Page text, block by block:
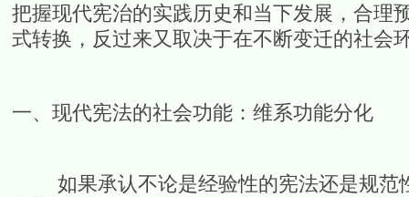
把握现代宪治的实践历史和当下发展，合理
式转换，反过来又取决于在不断变迁的社会
一、现代宪法的社会功能：维系功能分化
如果承认不论是经验性的宪法还是规范